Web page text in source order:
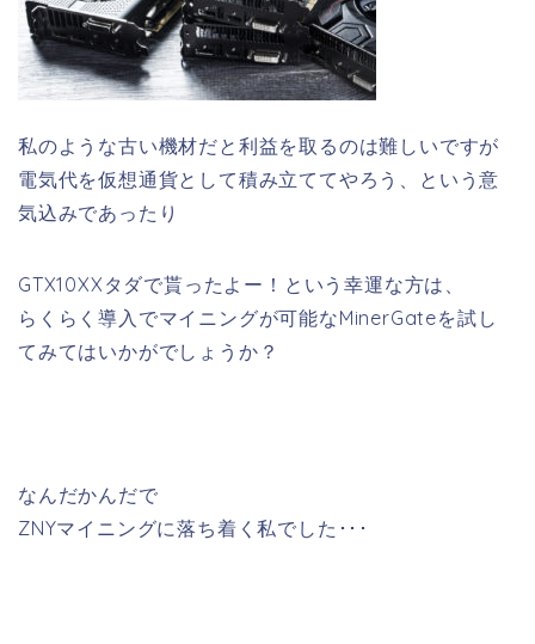
私のような古い機材だと利益を取るのは難しいですが
電気代を仮想通貨として積み立ててやろう、という意
気込みであったり
GTX10XXタダで貰ったよー！という幸運な方は、
らくらく導入でマイニングが可能なMinerGateを試し
てみてはいかがでしょうか？
なんだかんだで
ZNYマイニングに落ち着く私でした･･･